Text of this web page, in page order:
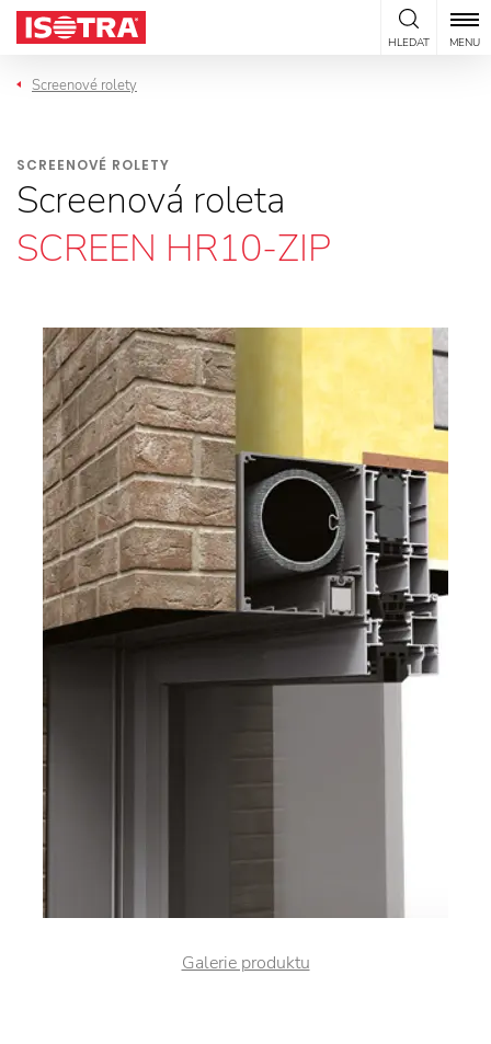
Přeskočit na obsah
HLEDAT MENU
Screenové rolety
SCREENOVÉ ROLETY
Screenová roleta
SCREEN HR10-ZIP
Galerie produktu